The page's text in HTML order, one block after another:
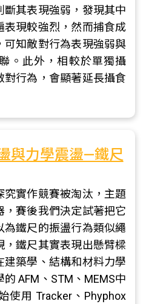
斷其表現強弱，發現其中
表現較強烈，然而捕食成
可知敵對行為表現強弱與
。此外，相較於單獨攝
行為，會顯著延長攝食
與力學震盪—鐵尺
實作競賽被淘汰，主題
，賽後我們決定試著把它
鐵尺的振盪行為類似繩
，鐵尺其實表現出懸臂樑
建築學、結構和材料力學
AFM、STM、MEMS中
使用 Tracker、Phyphox